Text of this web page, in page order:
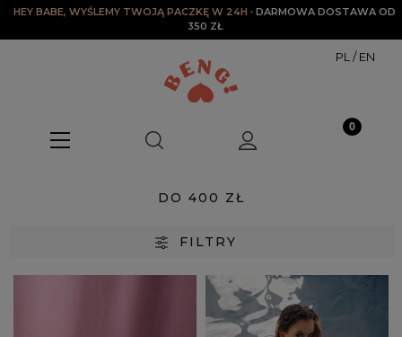
HEY BABE, WYŚLEMY TWOJĄ PACZKĘ W 24H ∙ DARMOWA DOSTAWA OD
350 ZŁ
PL /EN
DO 400 ZŁ
FILTRY